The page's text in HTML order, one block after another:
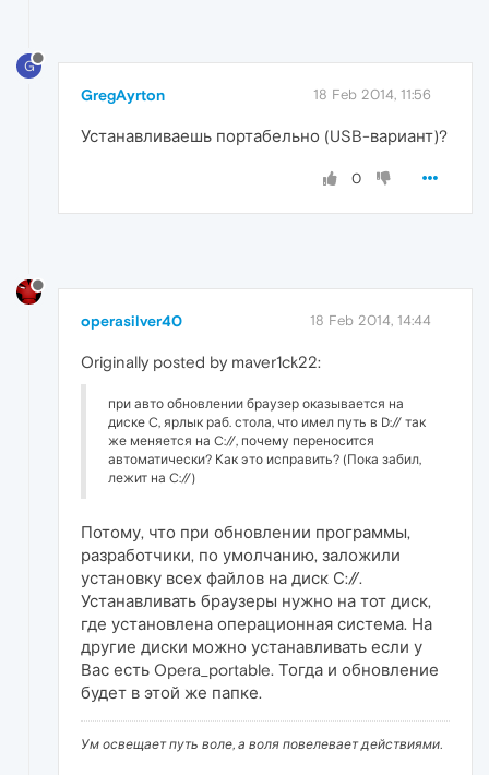
G
GregAyrton 18 Feb 2014, 11:56
Устанавливаешь портабельно (USB-вариант)?
0
operasilver40 18 Feb 2014, 14:44
Originally posted by maver1ck22:
при авто обновлении браузер оказывается на
диске C, ярлык раб. стола, что имел путь в D:// так
же меняется на C://, почему переносится
автоматически? Как это исправить? (Пока забил,
лежит на C://)
Потому, что при обновлении программы,
разработчики, по умолчанию, заложили
установку всех файлов на диск С://.
Устанавливать браузеры нужно на тот диск,
где установлена операционная система. На
другие диски можно устанавливать если у
Вас есть Opera_portable. Тогда и обновление
будет в этой же папке.
Ум освещает путь воле, а воля повелевает действиями.